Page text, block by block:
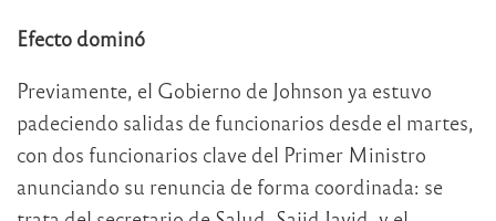
Efecto dominó
Previamente, el Gobierno de Johnson ya estuvo
padeciendo salidas de funcionarios desde el martes,
con dos funcionarios clave del Primer Ministro
anunciando su renuncia de forma coordinada: se